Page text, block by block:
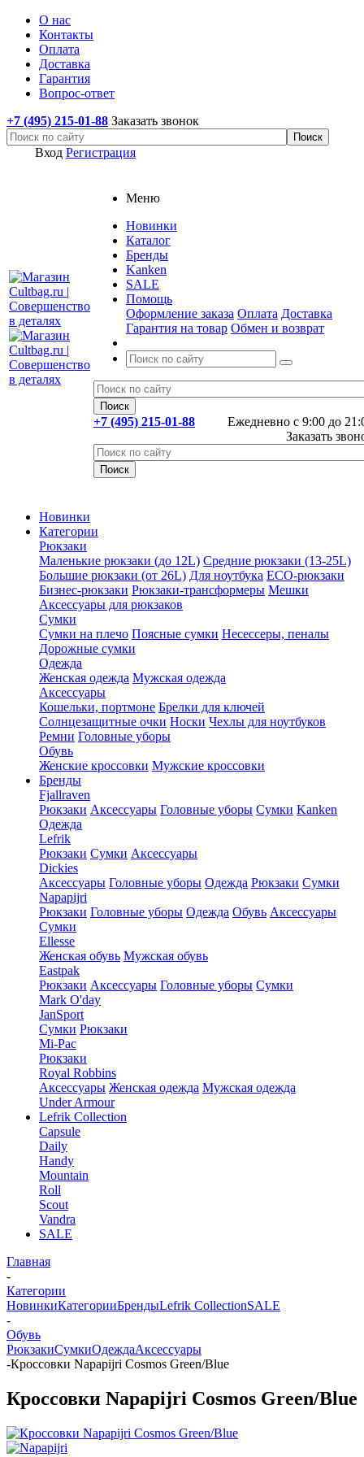
О нас
Контакты
Оплата
Доставка
Гарантия
Вопрос-ответ
+7 (495) 215-01-88 Заказать звонок
Вход Регистрация
Меню
Новинки
Каталог
Бренды
Kanken
SALE
Помощь
Оформление заказа Оплата Доставка
Гарантия на товар Обмен и возврат
Ежедневно с 9:00 до
+7 (495) 215-01-88
Заказать
Новинки
Категории
Рюкзаки
Маленькие рюкзаки (до 12L) Средние рюкзаки (13-25L)
Большие рюкзаки (от 26L) Для ноутбука ECO-рюкзаки
Бизнес-рюкзаки Рюкзаки-трансформеры Мешки
Аксессуары для рюкзаков
Сумки
Сумки на плечо Поясные сумки Несессеры, пеналы
Дорожные сумки
Одежда
Женская одежда Мужская одежда
Аксессуары
Кошельки, портмоне Брелки для ключей
Солнцезащитные очки Носки Чехлы для ноутбуков
Ремни Головные уборы
Обувь
Женские кроссовки Мужские кроссовки
Бренды
Fjallraven
Рюкзаки Аксессуары Головные уборы Сумки Kanken
Одежда
Lefrik
Рюкзаки Сумки Аксессуары
Dickies
Аксессуары Головные уборы Одежда Рюкзаки Сумки
Napapijri
Рюкзаки Головные уборы Одежда Обувь Аксессуары
Сумки
Ellesse
Женская обувь Мужская обувь
Eastpak
Рюкзаки Аксессуары Головные уборы Сумки
Mark O'day
JanSport
Сумки Рюкзаки
Mi-Pac
Рюкзаки
Royal Robbins
Аксессуары Женская одежда Мужская одежда
Under Armour
Lefrik Collection
Capsule
Daily
Handy
Mountain
Roll
Scout
Vandra
SALE
Главная
-
Категории
НовинкиКатегорииБрендыLefrik CollectionSALE
-
Обувь
РюкзакиСумкиОдеждаАксессуары
-Кроссовки Napapijri Cosmos Green/Blue
Кроссовки Napapijri Cosmos Green/Blue